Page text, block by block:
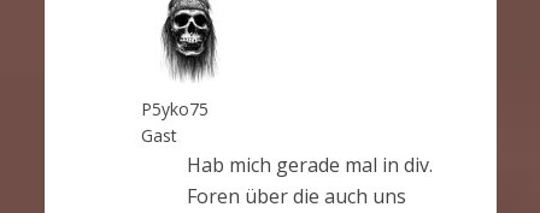
P5yko75
Gast
Hab mich gerade mal in div.
Foren über die auch uns